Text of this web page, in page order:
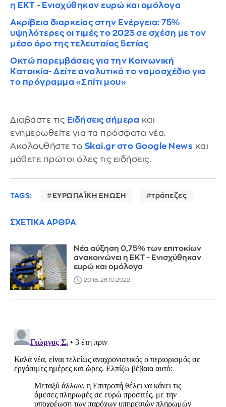
η ΕΚΤ - Ενισχύθηκαν ευρώ και ομόλογα
Ακρίβεια διαρκείας στην Ενέργεια: 75%
υψηλότερες οι τιμές το 2023 σε σχέση με τον
μέσο όρο της τελευταίας 5ετίας
Οκτώ παρεμβάσεις για την Κοινωνική
Κατοικία- Δείτε αναλυτικά το νομοσχέδιο για
το πρόγραμμα «Σπίτι μου»
Διαβάστε τις Ειδήσεις σήμερα και
ενημερωθείτε για τα πρόσφατα νέα.
Ακολουθήστε το Skai.gr στο Google News και
μάθετε πρώτοι όλες τις ειδήσεις.
TAGS: ΕΥΡΩΠΑΪΚΗ ΕΝΩΣΗ τράπεζες
ΣΧΕΤΙΚΑ ΑΡΘΡΑ
Νέα αύξηση 0,75% των επιτοκίων
ανακοινώνει η ΕΚΤ - Ενισχύθηκαν
ευρώ και ομόλογα
20:18, 26.10.2022